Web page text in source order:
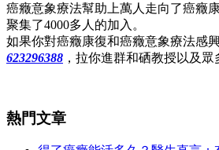
癌癥意象療法幫助上萬人走向了癌癥
聚集了4000多人的加入。
如果你對癌癥康復和癌癥意象療法感
623296388 ，拉你進群和硒教授以及眾
熱門文章